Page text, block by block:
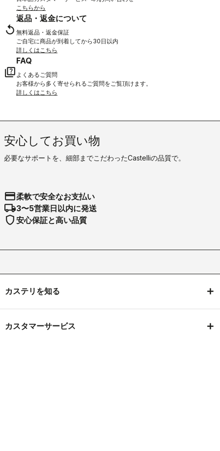
こちらから
replay
返品・返金について
無料返品・返金保証
ご自宅に商品が到着してから30日以内
詳しくはこちら
quiz
FAQ
よくあるご質問
お客様から多く寄せられるご質問をご覧頂けます。
詳しくはこちら
安心してお買い物
必要なサポートを、細部までこだわったCastelliの品質で。
credit_card柔軟で安全なお支払い
local_shipping3〜5営業日以内に発送
shield 安心保証と高い品質
カステリを知る
カスタマーサービス